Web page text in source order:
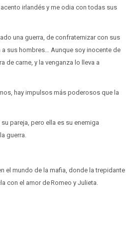
irlandés y me odia con todas sus
una guerra, de confraternizar con sus
sus hombres… Aunque soy inocente de
de carne, y la venganza lo lleva a
hay impulsos más poderosos que la
pareja, pero ella es su enemiga
guerra.
el mundo de la mafia, donde la trepidante
con el amor de Romeo y Julieta.